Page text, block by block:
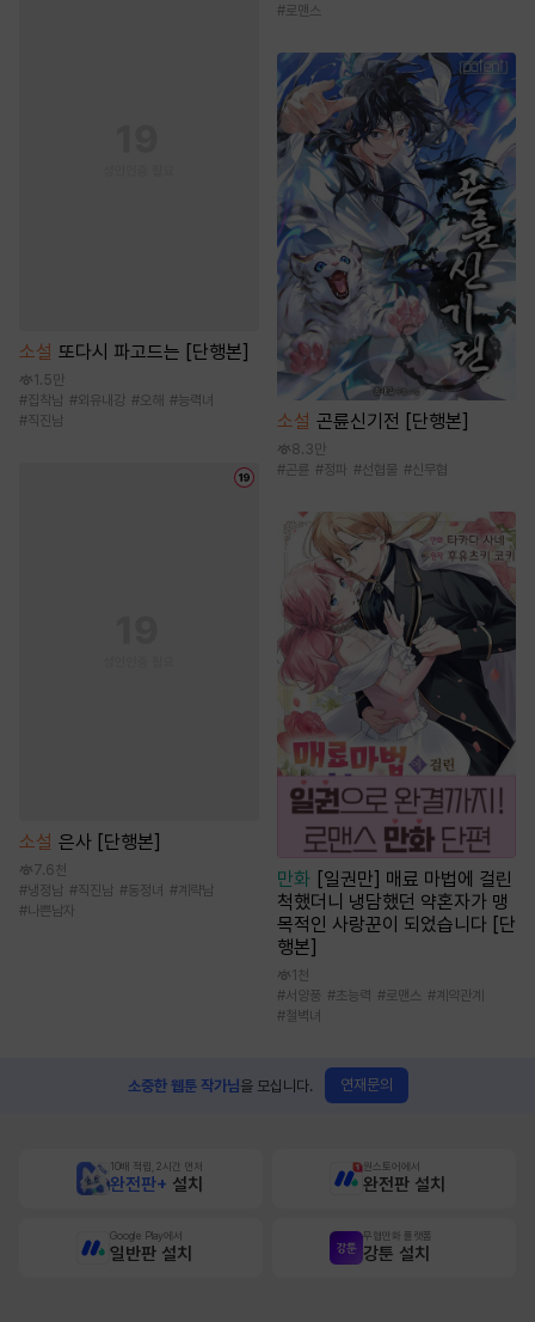
소설 또다시 파고드는 [단행본]
1.5만
#집착남 #외유내강 #오해 #능력녀
#직진남
소설 은사 [단행본]
7.6천
#냉정남 #직진남 #동정녀 # 계략남
#나쁜남자
#로맨스
소설 곤륜신기전 [단행본]
8.3만
#곤륜 #정파 #선협물 #신무협
만화 [일권만] 매료 마법에 걸린
척했더니 냉담했던 약혼자가 맹
목적인 사랑꾼이 되었습니다 [단
행본]
1천
#서양풍 #초능력 #로맨스 #계약관계
#철벽녀
소중한 웹툰 작가님을 모십니다. 연재문의
10배 적립, 2시간 먼저
완전판+ 설치
원스토어에서
완전판 설치
Google Play에서
일반판 설치
무협만화 플랫폼
강툰 설치